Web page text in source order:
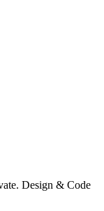
Design & Code